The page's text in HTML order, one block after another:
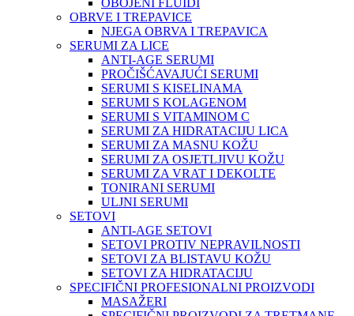
OBOJENI FLUIDI
OBRVE I TREPAVICE
NJEGA OBRVA I TREPAVICA
SERUMI ZA LICE
ANTI-AGE SERUMI
PROČIŠĆAVAJUĆI SERUMI
SERUMI S KISELINAMA
SERUMI S KOLAGENOM
SERUMI S VITAMINOM C
SERUMI ZA HIDRATACIJU LICA
SERUMI ZA MASNU KOŽU
SERUMI ZA OSJETLJIVU KOŽU
SERUMI ZA VRAT I DEKOLTE
TONIRANI SERUMI
ULJNI SERUMI
SETOVI
ANTI-AGE SETOVI
SETOVI PROTIV NEPRAVILNOSTI
SETOVI ZA BLISTAVU KOŽU
SETOVI ZA HIDRATACIJU
SPECIFIČNI PROFESIONALNI PROIZVODI
MASAŽERI